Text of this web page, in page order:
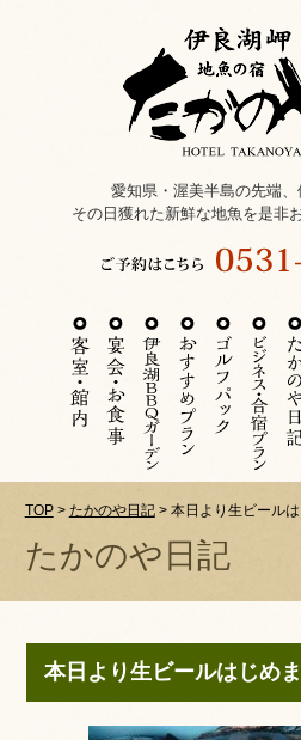
愛知県・渥美半島の先端
その日獲れた新鮮な地魚を是非
TOP> たかのや日記> 本日より生ビールは
たかのや日記
本日より生ビールはじめま